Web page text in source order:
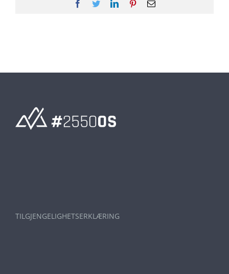
Facebook
TwitterLinkedInPinterest
E-
TILGJENGELIGHETSERKLÆRING